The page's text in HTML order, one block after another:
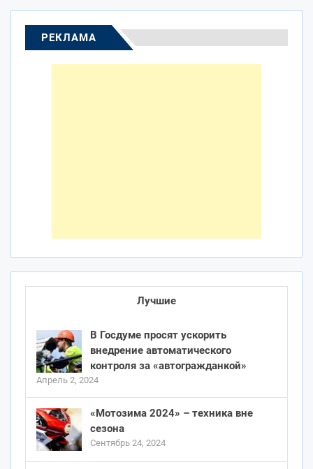
РЕКЛАМА
Лучшие
В Госдуме просят ускорить
внедрение автоматического
контроля за «автогражданкой»
Апрель 2, 2024
«Мотозима 2024» – техника вне
сезона
Сентябрь 24, 2024